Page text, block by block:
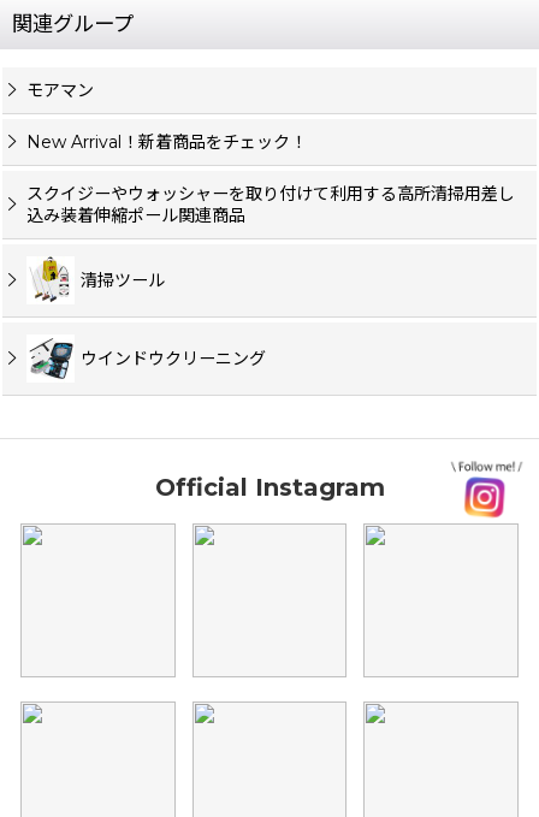
関連グループ
モアマン
New Arrival！新着商品をチェック！
スクイジーやウォッシャーを取り付けて利用する高所清掃用差し
込み装着伸縮ポール関連商品
清掃ツール
ウインドウクリーニング
Official Instagram